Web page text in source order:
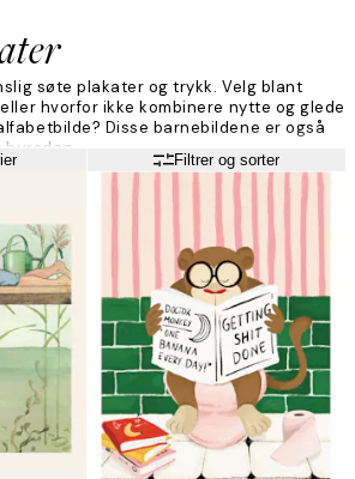
søte plakater og trykk. Velg blant
hvorfor ikke kombinere nytte og glede
Disse barnebildene er også
Filtrer og sorter